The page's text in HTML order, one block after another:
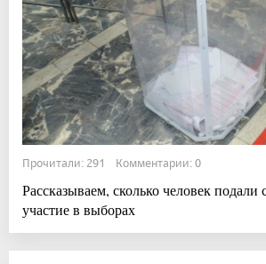
Прочитали: 291 Комментарии: 0
Рассказываем, сколько человек подали
участие в выборах